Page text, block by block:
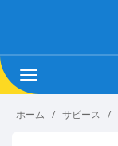
Toggle
navigation
ホーム サビース